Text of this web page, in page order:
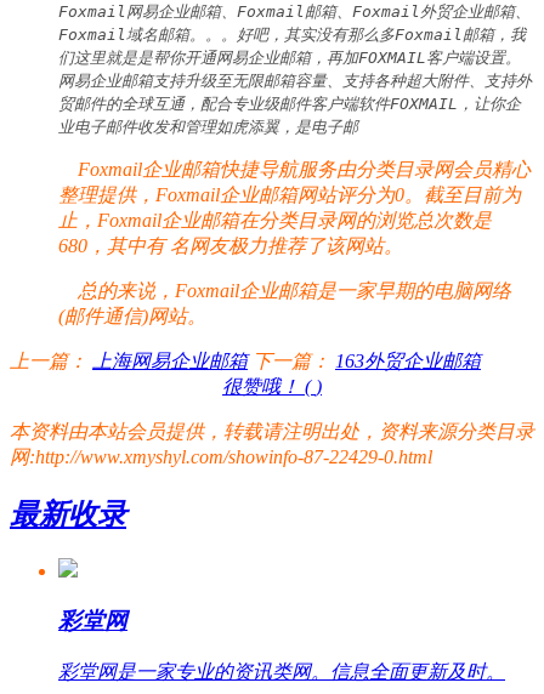
Foxmail网易企业邮箱、Foxmail邮箱、Foxmail外贸企业邮箱、
Foxmail域名邮箱。。。好吧，其实没有那么多Foxmail邮箱，我
们这里就是是帮你开通网易企业邮箱，再加FOXMAIL客户端设置。
网易企业邮箱支持升级至无限邮箱容量、支持各种超大附件、支持外
贸邮件的全球互通，配合专业级邮件客户端软件FOXMAIL，让你企
业电子邮件收发和管理如虎添翼，是电子邮
Foxmail企业邮箱快捷导航服务由分类目录网会员精心
整理提供，Foxmail企业邮箱网站评分为0。截至目前为
止，Foxmail企业邮箱在分类目录网的浏览总次数是
680，其中有名网友极力推荐了该网站。
总的来说，Foxmail企业邮箱是一家早期的电脑网络
(邮件通信)网站。
上一篇： 上海网易企业邮箱 下一篇：
163外贸企业邮箱
很赞哦！ ( )
本资料由本站会员提供，转载请注明出处，资料来源分类目录
网:http://www.xmyshyl.com/showinfo-87-22429-0.html
最新收录
彩堂网
彩堂网是一家专业的资讯类网。信息全面更新及时。